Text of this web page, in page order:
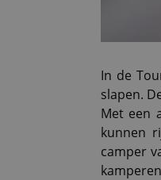
In de
slapen.
Met een
kunnen
camper